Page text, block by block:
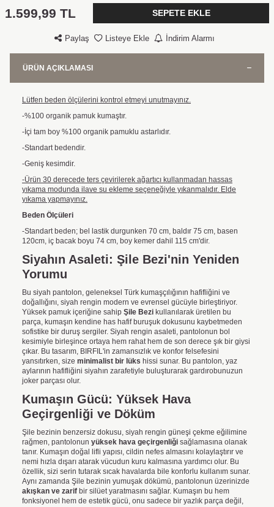
1.599,99 TL SEPETE EKLE
Paylaş Listeye Ekle İndirim Alarmı
ÜRÜN AÇIKLAMASI
Lütfen beden ölçülerini kontrol etmeyi unutmayınız.
-%100 organik pamuk kumaştır.
-İçi tam boy %100 organik pamuklu astarlıdır.
-Standart bedendir.
-Geniş kesimdir.
-Ürün 30 derecede ters çevirilerek ağartıcı kullanmadan hassas
yıkama modunda ilave su ekleme seçeneğiyle yıkanmalıdır. Elde
yıkama yapmayınız.
Beden Ölçüleri
-Standart beden; bel lastik durgunken 70 cm, baldır 75 cm, basen
120cm, iç bacak boyu 74 cm, boy kemer dahil 115 cm'dir.
Siyahın Asaleti: Şile Bezi'nin Yeniden
Yorumu
Bu siyah pantolon, geleneksel Türk kumaşçılığının hafifliğini ve
doğallığını, siyah rengin modern ve evrensel gücüyle birleştiriyor.
Yüksek pamuk içeriğine sahip Şile Bezi kullanılarak üretilen bu
parça, kumaşın kendine has hafif buruşuk dokusunu kaybetmeden
sofistike bir duruş sergiler. Siyah rengin asaleti, pantolonun bol
kesimiyle birleşince ortaya hem rahat hem de son derece şık bir giysi
çıkar. Bu tasarım, BIRFIL'in zamansızlık ve konfor felsefesini
yansıtırken, size minimalist bir lüks hissi sunar. Bu pantolon, yaz
aylarının hafifliğini siyahın zarafetiyle buluşturarak gardırobunuzun
joker parçası olur.
Kumaşın Gücü: Yüksek Hava
Geçirgenliği ve Döküm
Şile bezinin benzersiz dokusu, siyah rengin güneşi çekme eğilimine
rağmen, pantolonun yüksek hava geçirgenliği sağlamasına olanak
tanır. Kumaşın doğal lifli yapısı, cildin nefes almasını kolaylaştırır ve
nemi hızla dışarı atarak vücudun kuru kalmasına yardımcı olur. Bu
özellik, sizi serin tutarak sıcak havalarda bile konforlu kullanım sunar.
Aynı zamanda Şile bezinin yumuşak dökümü, pantolonun üzerinizde
akışkan ve zarif bir silüet yaratmasını sağlar. Kumaşın bu hem
fonksiyonel hem de estetik gücü, onu sadece bir yazlık parça değil,